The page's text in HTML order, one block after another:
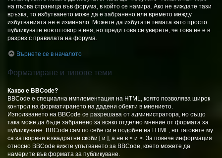
на първа страница във форума, в който се намира. Ако не виждате тази
връзка, то избутването може да е забранено или времето между
избутванията не е изминало. Можете да избутате темата като просто
публикувате нов отговор в нея, но преди това се уверете, че това не е в
разрез с правилата на форума.
Върнете се в началото
Форматиране и типове теми
Какво е BBCode?
BBCode е специална имплементация на HTML, която позволява широк
контрол на форматирането на дадени обекти в мнението.
Използването на BBCode се разрешава от администратора, но също
така може да бъде забранено за всяко отделно мнение от формата за
публикуване. BBCode сам по себе си е подобен на HTML, но таговете му
са затворени в квадратни скоби [ и ], а не в < и >. За повече информация
относно BBCode вижте упътването за BBCode, което можете да
намерите във формата за публикуване.